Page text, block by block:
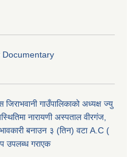
गाउँपालिकाको अध्यक्ष ज्यु
नारायणी अस्पताल वीरगंज,
बनाउन ३ (तिन) वटा A.C (
उपलब्ध गराएक